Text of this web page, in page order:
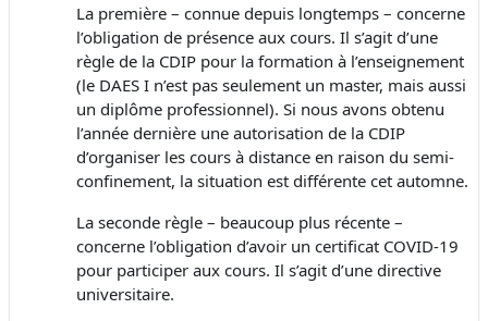
La première – connue depuis longtemps – concerne
l’obligation de présence aux cours. Il s’agit d’une
règle de la CDIP pour la formation à l’enseignement
(le DAES I n’est pas seulement un master, mais aussi
un diplôme professionnel). Si nous avons obtenu
l’année dernière une autorisation de la CDIP
d’organiser les cours à distance en raison du semi-
confinement, la situation est différente cet automne.
La seconde règle – beaucoup plus récente –
concerne l’obligation d’avoir un certificat COVID-19
pour participer aux cours. Il s’agit d’une directive
universitaire.